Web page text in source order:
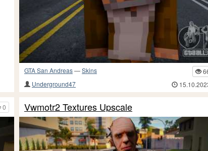
GTA San Andreas—Skins
Underground47
0 Vwmotr2 Textures Upscale